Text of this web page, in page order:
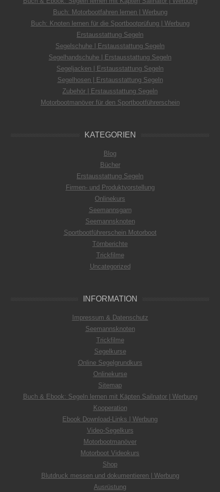
Buch: Motorbootfahren lernen | Werbung
Buch: Knoten lernen für die Sportbootprüfung | Werbung
Erstausstattung Segeln
Segelschuhe | Erstausstattung Segeln
Segelhandschuhe | Erstausstattung Segeln
Segeljacken | Erstausstattung Segeln
Segelhosen | Erstausstattung Segeln
Zubehör | Erstausstattung Segeln
Motorbootmanöver für den Sportbootführerschein
KATEGORIEN
Blog
Bücher
Erstausstattung Segeln
Firmen- und Produktvorstellung
Onlinekurs
Seemannsgarn
Seemannsknoten
Sportbootführerschein Motorboot
Törnberichte
Trickfilme
Uncategorized
INFORMATION
Impressum & Datenschutz
Seemannsknoten
Trickfilme
Segelkurse
Online Segelgrundkurs
Onlinekurse
Sitemap
Buch & Ebook: Segeln lernen mit Käpten Sailnator | Werbung
Kooperation
Ebook Download-Links | Werbung
Video-Segelkurs
Motorbootmanöver
Motorboot Videokurs
Shop
Blutdruck messen und dokumentieren | Werbung
Ausrüstung